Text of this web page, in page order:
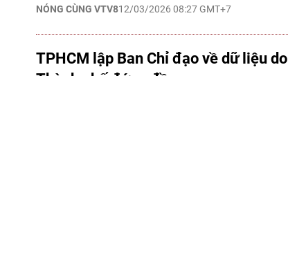
NÓNG CÙNG VTV812/03/2026 08:27 GMT+7
TPHCM lập Ban Chỉ đạo về dữ liệu
Thành phố đứng đầu